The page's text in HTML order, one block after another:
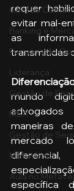
Gestão
Banking e
Pecuária de
Liderança
Gestão de
MBA
Gestão de
Metaverso
Aula no
requer
evitar mal-
as
transmitidas
mundo
maneiras
mercado
específica